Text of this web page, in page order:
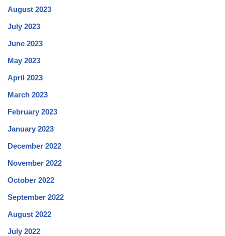
August 2023
July 2023
June 2023
May 2023
April 2023
March 2023
February 2023
January 2023
December 2022
November 2022
October 2022
September 2022
August 2022
July 2022